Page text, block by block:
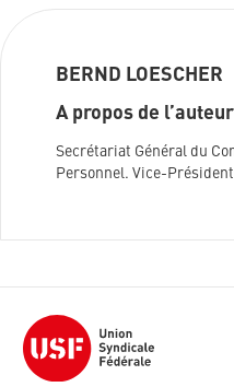
BERND LOESCHER
A propos de l’auteur
Secrétariat Général du
Personnel. Vice-Président